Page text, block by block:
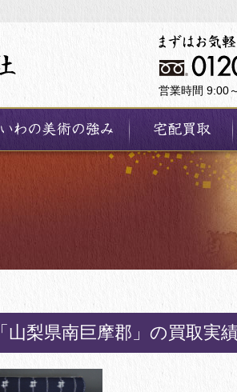
営業時間 9:00
「山梨県南巨摩郡」の買取実